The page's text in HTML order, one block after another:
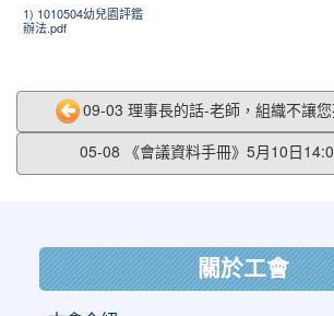
1) 1010504幼兒園評鑑
辦法.pdf
09-03 理事長的話-老師，組織不讓
05-08 《會議資料手冊》5月10日
關於工會